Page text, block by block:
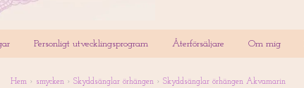
Personligt utvecklingsprogram Återförsäljare Om mig
Hem › smycken › Skyddsänglar örhängen › Skyddsänglar örhängen Akvamarin